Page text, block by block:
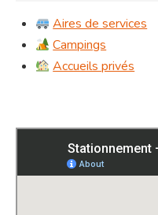
Aires de services
Campings
Accueils privés